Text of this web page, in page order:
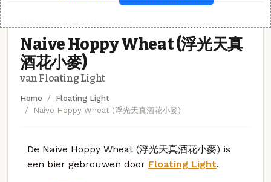
Naive Hoppy Wheat (浮光天真
酒花小麥)
van Floating Light
Home
Floating Light
Naive Hoppy Wheat (浮光天真酒花小麥)
De Naive Hoppy Wheat (浮光天真酒花小麥) is
een bier gebrouwen door Floating Light.